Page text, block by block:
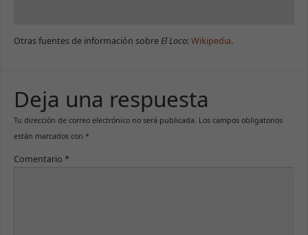
Otras fuentes de información sobreEl Loco:Wikipedia.
Deja una respuesta
Tu dirección de correo electrónico no será publicada. Los campos obligatorios
están marcados con *
Comentario *